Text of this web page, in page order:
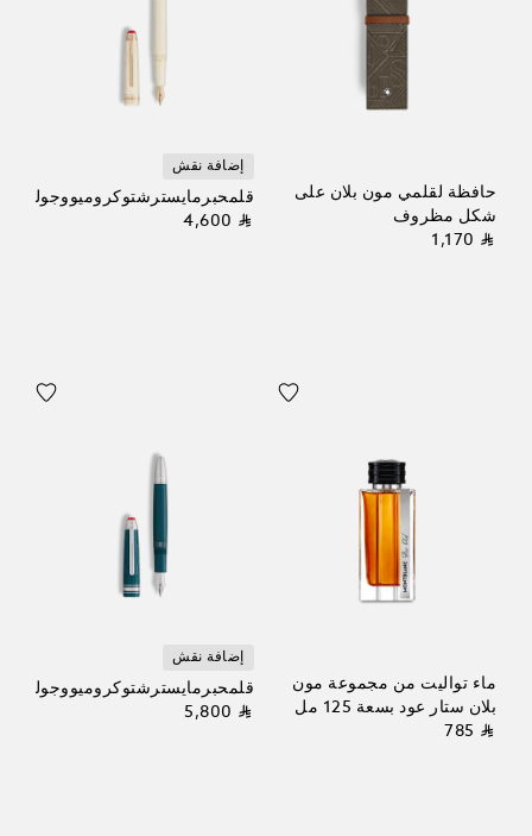
حافظة لقلمي مون بلان على
شكل مظروف
⃁ 1,170
إضافة نقش
قلمحبرمايسترشتوكروميووجولييت
⃁ 4,600
ماء تواليت من مجموعة مون
بلان ستار عود بسعة 125 مل
⃁ 785
إضافة نقش
قلمحبرمايسترشتوكروميووجولييت
⃁ 5,800